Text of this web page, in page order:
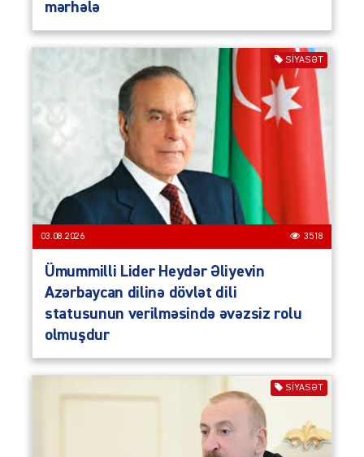
mərhələ
SIYASƏT
03.08.2026 3518
Ümummilli Lider Heydər Əliyevin
Azərbaycan dilinə dövlət dili
statusunun verilməsində əvəzsiz rolu
olmuşdur
SIYASƏT